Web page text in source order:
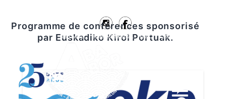
Contact #Ababor2025 ESP EUS
Programme de conférences sponsorisé
par Euskadiko Kirol Portuak.